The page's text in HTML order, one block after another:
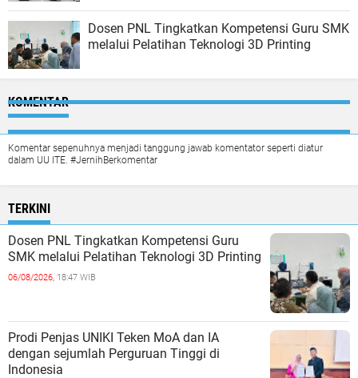
Dosen PNL Tingkatkan Kompetensi Guru SMK
melalui Pelatihan Teknologi 3D Printing
KOMENTAR
Komentar sepenuhnya menjadi tanggung jawab komentator seperti diatur
dalam UU ITE. #JernihBerkomentar
TERKINI
Dosen PNL Tingkatkan Kompetensi Guru
SMK melalui Pelatihan Teknologi 3D Printing
06/08/2026, 18:47 WIB
Prodi Penjas UNIKI Teken MoA dan IA
dengan sejumlah Perguruan Tinggi di
Indonesia